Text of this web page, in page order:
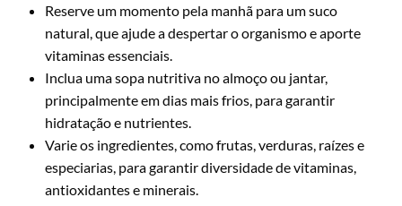
Reserve um momento pela manhã para um suco
natural, que ajude a despertar o organismo e aporte
vitaminas essenciais.
Inclua uma sopa nutritiva no almoço ou jantar,
principalmente em dias mais frios, para garantir
hidratação e nutrientes.
Varie os ingredientes, como frutas, verduras, raízes e
especiarias, para garantir diversidade de vitaminas,
antioxidantes e minerais.